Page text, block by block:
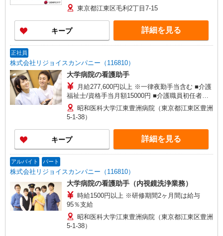
1,865円 【准看護師】 時給1,395円〜1,515円 ◎週
20時間以上勤務（社保加入者）の場合は時給1,445
円〜1,565円 ※各種手当込 ※時給は経験により異
なる
東京都江東区毛利2丁目7-15
キープ 詳細を見る
正社員
株式会社リジョイスカンパニー（116810）
大学病院の看護助手
月給277,600円以上 ※一律夜勤手当含む ■介護
福祉士/資格手当月額15000円 ■介護職員初任者研
修/月額5000円 ■実務者研修/月額8000円 ※研修期
間2ヶ月間は給与95％支給
昭和医科大学江東豊洲病院（東京都江東区豊洲
5-1-38）
キープ 詳細を見る
アルバイト パート
株式会社リジョイスカンパニー（116810）
大学病院の看護助手（内視鏡洗浄業務）
時給1500円以上 ※研修期間2ヶ月間は給与
95％支給
昭和医科大学江東豊洲病院（東京都江東区豊洲
5-1-38）